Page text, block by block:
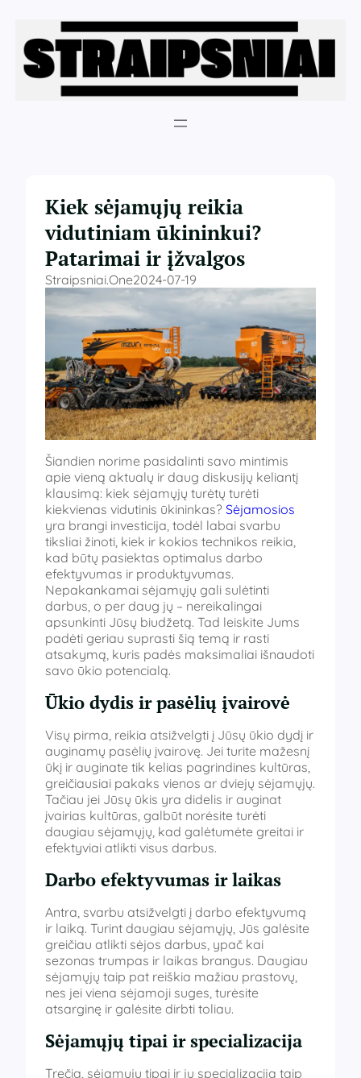
turinio
Kiek sėjamųjų reikia
vidutiniam ūkininkui?
Patarimai ir įžvalgos
Straipsniai.one2024-07-19
Šiandien norime pasidalinti savo mintimis
apie vieną aktualų ir daug diskusijų keliantį
klausimą: kiek sėjamųjų turėtų turėti
kiekvienas vidutinis ūkininkas? Sėjamosios
yra brangi investicija, todėl labai svarbu
tiksliai žinoti, kiek ir kokios technikos reikia,
kad būtų pasiektas optimalus darbo
efektyvumas ir produktyvumas.
Nepakankamai sėjamųjų gali sulėtinti
darbus, o per daug jų – nereikalingai
apsunkinti Jūsų biudžetą. Tad leiskite Jums
padėti geriau suprasti šią temą ir rasti
atsakymą, kuris padės maksimaliai išnaudoti
savo ūkio potencialą.
Ūkio dydis ir pasėlių įvairovė
Visų pirma, reikia atsižvelgti į Jūsų ūkio dydį ir
auginamų pasėlių įvairovę. Jei turite mažesnį
ūkį ir auginate tik kelias pagrindines kultūras,
greičiausiai pakaks vienos ar dviejų sėjamųjų.
Tačiau jei Jūsų ūkis yra didelis ir auginat
įvairias kultūras, galbūt norėsite turėti
daugiau sėjamųjų, kad galėtumėte greitai ir
efektyviai atlikti visus darbus.
Darbo efektyvumas ir laikas
Antra, svarbu atsižvelgti į darbo efektyvumą
ir laiką. Turint daugiau sėjamųjų, Jūs galėsite
greičiau atlikti sėjos darbus, ypač kai
sezonas trumpas ir laikas brangus. Daugiau
sėjamųjų taip pat reiškia mažiau prastovų,
nes jei viena sėjamoji suges, turėsite
atsarginę ir galėsite dirbti toliau.
Sėjamųjų tipai ir specializacija
Trečia, sėjamųjų tipai ir jų specializacija taip